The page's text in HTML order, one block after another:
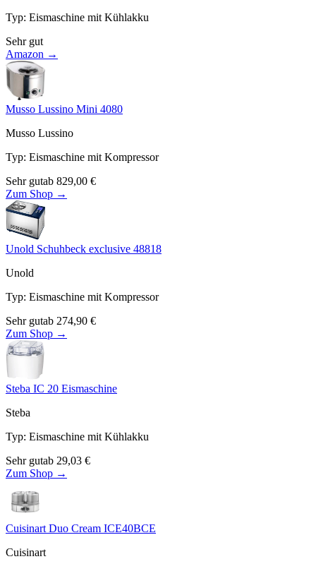
Typ: Eismaschine mit Kühlakku
Sehr gut
Amazon →
Musso Lussino Mini 4080
Musso Lussino
Typ: Eismaschine mit Kompressor
Sehr gutab 829,00 €
Zum Shop →
Unold Schuhbeck exclusive 48818
Unold
Typ: Eismaschine mit Kompressor
Sehr gutab 274,90 €
Zum Shop →
Steba IC 20 Eismaschine
Steba
Typ: Eismaschine mit Kühlakku
Sehr gutab 29,03 €
Zum Shop →
Cuisinart Duo Cream ICE40BCE
Cuisinart